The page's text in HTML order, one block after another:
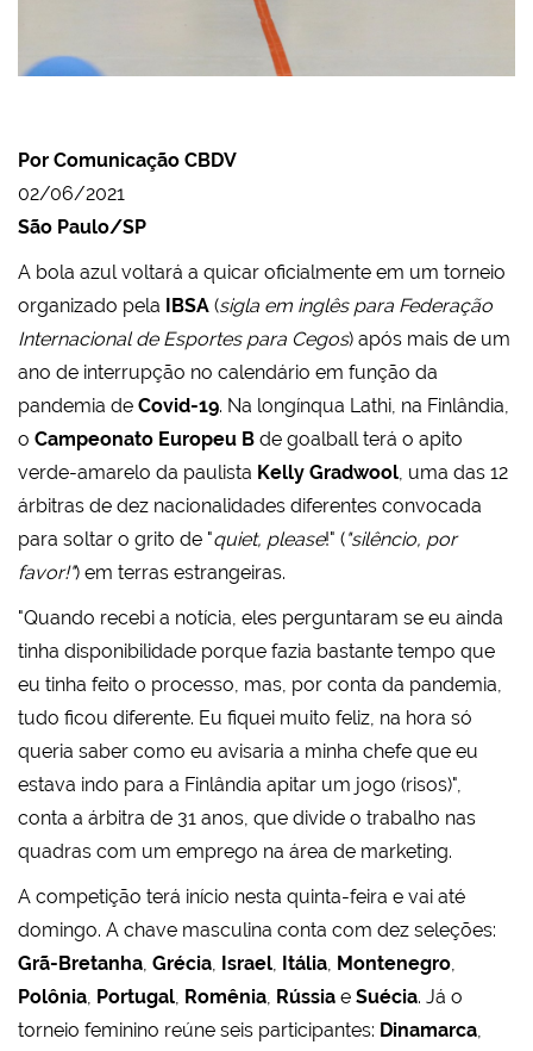
Por Comunicação CBDV
02/06/2021
São Paulo/SP
A bola azul voltará a quicar oficialmente em um torneio
organizado pela IBSA (sigla em inglês para Federação
Internacional de Esportes para Cegos) após mais de um
ano de interrupção no calendário em função da
pandemia de Covid-19. Na longínqua Lathi, na Finlândia,
o Campeonato Europeu B de goalball terá o apito
verde-amarelo da paulista Kelly Gradwool, uma das 12
árbitras de dez nacionalidades diferentes convocada
para soltar o grito de "quiet, please!" ("silêncio, por
favor!") em terras estrangeiras.
"Quando recebi a notícia, eles perguntaram se eu ainda
tinha disponibilidade porque fazia bastante tempo que
eu tinha feito o processo, mas, por conta da pandemia,
tudo ficou diferente. Eu fiquei muito feliz, na hora só
queria saber como eu avisaria a minha chefe que eu
estava indo para a Finlândia apitar um jogo (risos)",
conta a árbitra de 31 anos, que divide o trabalho nas
quadras com um emprego na área de marketing.
A competição terá início nesta quinta-feira e vai até
domingo. A chave masculina conta com dez seleções:
Grã-Bretanha, Grécia, Israel, Itália, Montenegro,
Polônia, Portugal, Romênia, Rússia e Suécia. Já o
torneio feminino reúne seis participantes: Dinamarca,